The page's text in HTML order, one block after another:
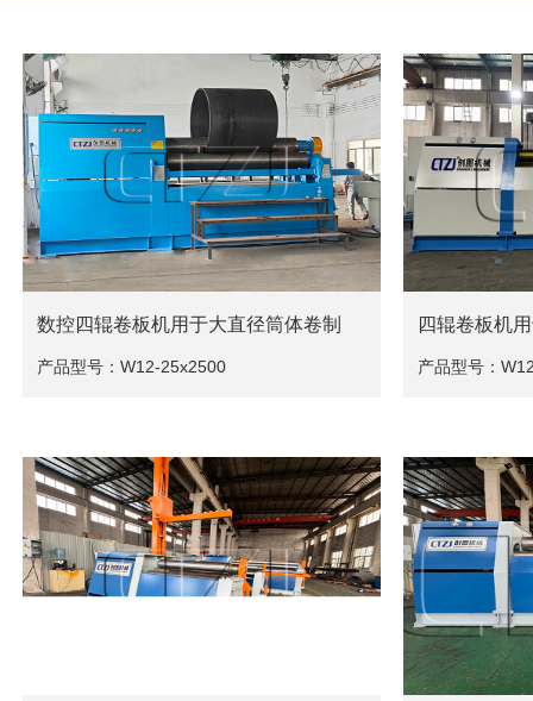
数控四辊卷板机用于大直径筒体卷制
产品型号：W12-25x2500
四辊卷板机
产品型号：